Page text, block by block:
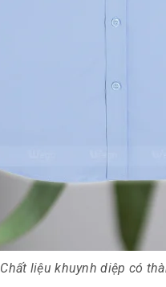
Chất liệu khuynh diệp có